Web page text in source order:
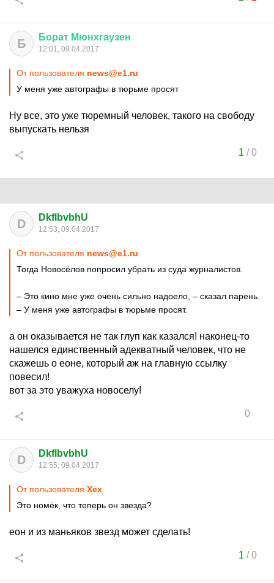
Б Борат Мюнхгаузен
12:01, 09.04.2017
От пользователя news@e1.ru
У меня уже автографы в тюрьме просят
Ну все, это уже тюремный человек, такого на свободу
выпускать нельзя
1 /0
D DkflbvbhU
12:53, 09.04.2017
От пользователя news@e1.ru
Тогда Новосёлов попросил убрать из суда журналистов.
– Это кино мне уже очень сильно надоело, – сказал парень.
– У меня уже автографы в тюрьме просят.
а он оказывается не так глуп как казался! наконец-то
нашелся единственный адекватный человек, что не
скажешь о еоне, который аж на главную ссылку
повесил!
вот за это уважуха новоселу!
0
D DkflbvbhU
12:55, 09.04.2017
От пользователя Хех
Это номёк, что теперь он звезда?
еон и из маньяков звезд может сделать!
1 /0